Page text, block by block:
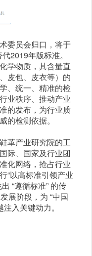
委员会归口，将于
2019年版标准。
学物质，其含量直
皮包、皮衣等）的
、统一、精准的检
业秩序、推动产业
的发布，为行业质
的检测依据。
革产业研究院的工
际、国家及行业团
化网络，抢占行业
“以高标准引领产业
“遵循标准” 的传
展阶段，为 “中国
入关键动力。